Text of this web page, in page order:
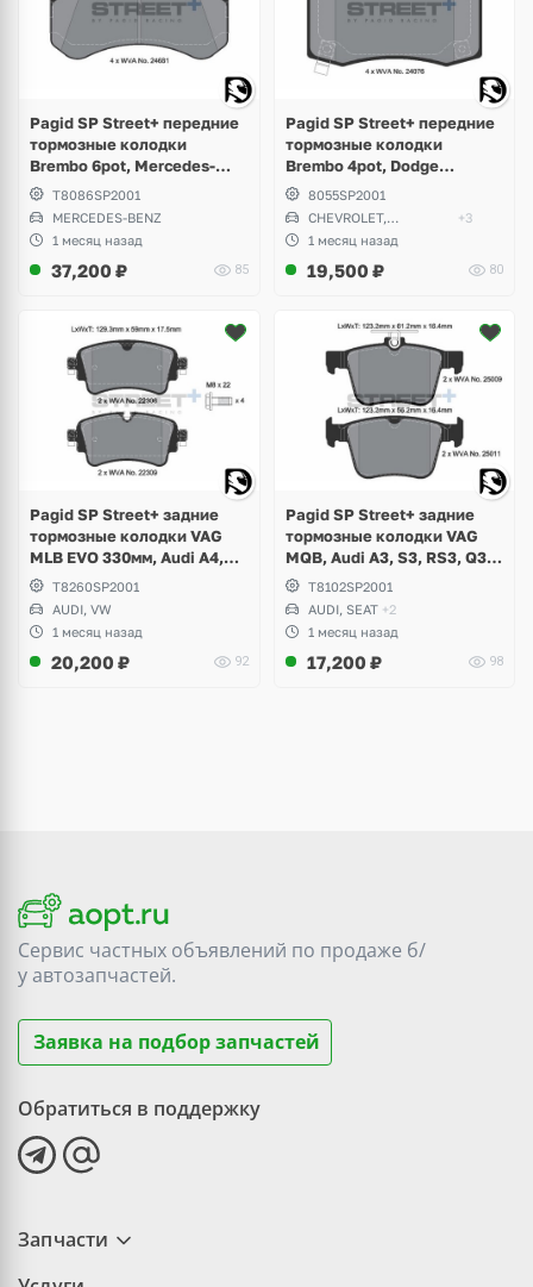
Pagid SP Street+ передние
тормозные колодки
Brembo 6pot, Mercedes-
Benz AMG GT W190, SLS
W197, S-class W220, W221,
W222, CLS W218, W219
T8086SP2001
MERCEDES-BENZ
1 месяц назад
37,200 ₽ 85
Pagid SP Street+ передние
тормозные колодки
Brembo 4pot, Dodge
Challenger, Charger,
Magnum, Chevrolet Camaro,
Jeep Grand Cherokee SRT8,
Tesla Model S, X
8055SP2001
CHEVROLET,
CHRYSLER
+3
1 месяц назад
19,500 ₽ 80
Pagid SP Street+ задние
тормозные колодки VAG
MLB EVO 330мм, Audi A4,
S4, RS4 B9, Allroad, A5, S5,
RS5, A6 C8, A7, A8 D5, Q5,
SQ5, Q7, Volkswagen
Touareg
T8260SP2001
AUDI, VW
1 месяц назад
20,200 ₽ 92
Pagid SP Street+ задние
тормозные колодки VAG
MQB, Audi A3, S3, RS3, Q3,
RSQ3, TT, TTS, TTRS,
Volkswagen Golf 7.5 R, GTI,
Tiguan, Passat B8, Seat
Leon, Ateca Cupra
T8102SP2001
AUDI, SEAT +2
1 месяц назад
17,200 ₽ 98
Сервис частных объявлений по продаже б/
уавтозапчастей.
Заявка на подбор запчастей
Обратиться в поддержку
Запчасти